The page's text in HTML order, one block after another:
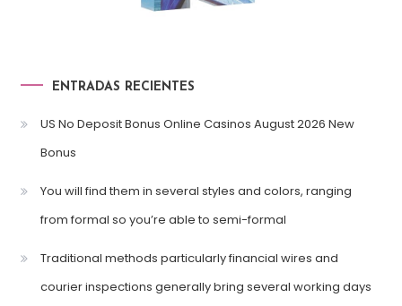
ENTRADAS RECIENTES
US No Deposit Bonus Online Casinos August 2026 New
Bonus
You will find them in several styles and colors, ranging
from formal so you’re able to semi-formal
Traditional methods particularly financial wires and
courier inspections generally bring several working days